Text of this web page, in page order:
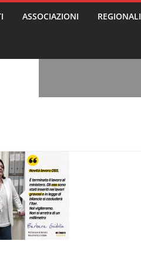
l’analisi di
gli oss?”
abusi
agli
di riposo
ASSOCIAZIONI REGIONALI